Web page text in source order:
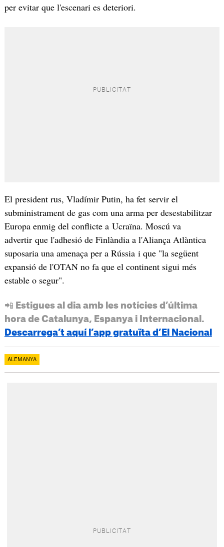
per evitar que l'escenari es deteriori.
El president rus, Vladímir Putin, ha fet servir el
subministrament de gas com una arma per desestabilitzar
Europa enmig del conflicte a Ucraïna. Moscú va
advertir que l'adhesió de Finlàndia a l'Aliança Atlàntica
suposaria una amenaça per a Rússia i que "la següent
expansió de l'OTAN no fa que el continent sigui més
estable o segur".
📲 Estigues al dia amb les notícies d’última
hora de Catalunya, Espanya i Internacional.
Descarrega’t aquí l’app gratuïta d’El Nacional
ALEMANYA